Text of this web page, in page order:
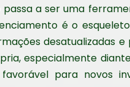
passa a ser uma
é o
desatualizadas e
especialmente
para novos